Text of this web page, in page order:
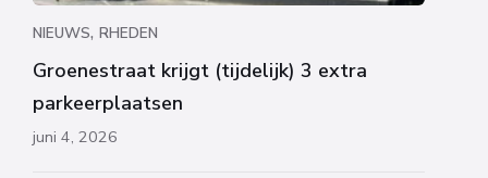
NIEUWS, RHEDEN
Groenestraat krijgt (tijdelijk) 3 extra
parkeerplaatsen
juni 4, 2026